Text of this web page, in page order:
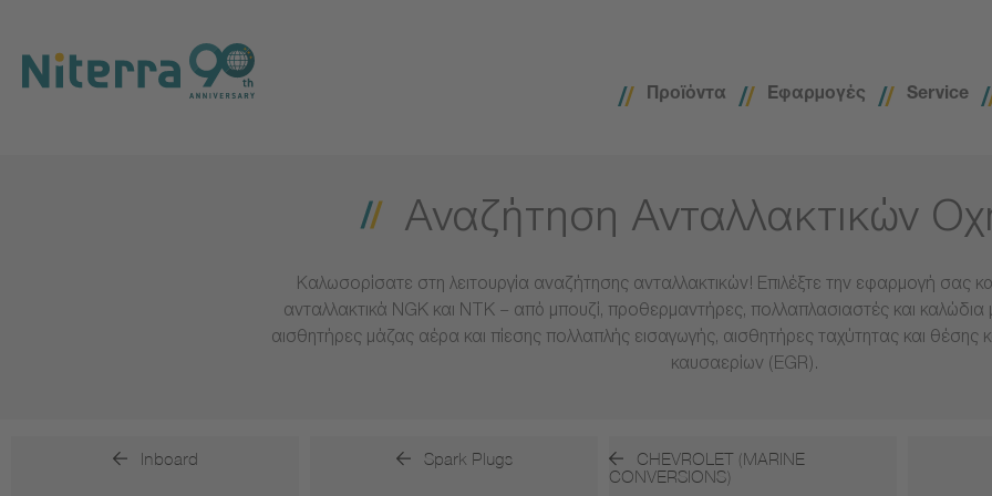
main
navigation
main
content
footer
Προϊόντα Εφαρμογές Service
Αναζήτηση Ανταλλακτικών
Καλωσορίσατε στη λειτουργία αναζήτησης ανταλλακτικών! Επιλέξτε την εφαρμογή σας
ανταλλακτικά NGK και NTK – από μπουζί, προθερμαντήρες, πολλαπλασιαστές και καλώδια
αισθητήρες μάζας αέρα και πίεσης πολλαπλής εισαγωγής, αισθητήρες ταχύτητας και θέσης
καυσαερίων (EGR).
Inboard Spark Plugs
CHEVROLET (MARINE
CONVERSIONS)